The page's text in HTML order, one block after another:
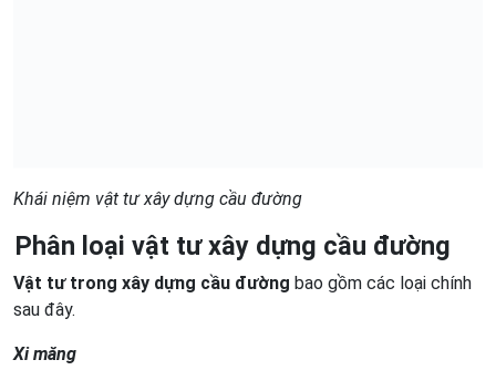
Khái niệm vật tư xây dựng cầu đường
Phân loại vật tư xây dựng cầu đường
Vật tư trong xây dựng cầu đường bao gồm các loại chính
sau đây.
Xi măng